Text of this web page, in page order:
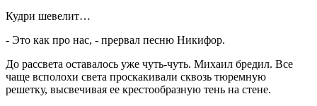
Кудри шевелит…
- Это как про нас, - прервал песню Никифор.
До рассвета оставалось уже чуть-чуть. Михаил бредил. Все
чаще всполохи света проскакивали сквозь тюремную
решетку, высвечивая ее крестообразную тень на стене.